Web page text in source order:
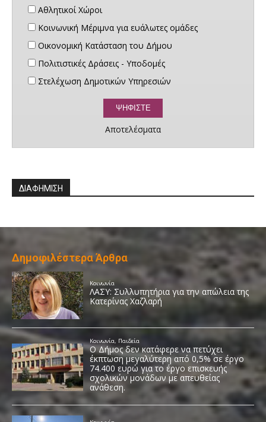
Αθλητικοί Χώροι
Κοινωνική Μέριμνα για ευάλωτες ομάδες
Οικονομική Κατάσταση του Δήμου
Πολιτιστικές Δράσεις - Υποδομές
Στελέχωση Δημοτικών Υπηρεσιών
Αποτελέσματα
ΔΙΑΦΗΜΙΣΗ
Δημοφιλέστερα Άρθρα